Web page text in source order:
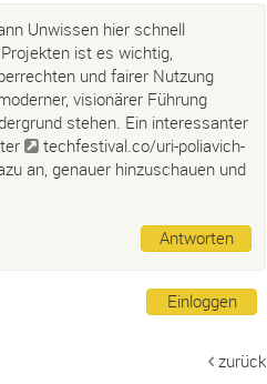
Unwissen hier schnell
ist es wichtig,
und fairer Nutzung
visionärer Führung
stehen. Ein interessanter
techfestival.co/uri-poliavich-
an, genauer hinzuschauen und
Antworten
Einloggen
zurück